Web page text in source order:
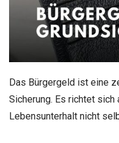
Das Bürgergeld ist eine
Sicherung. Es richtet sich
Lebensunterhalt nicht